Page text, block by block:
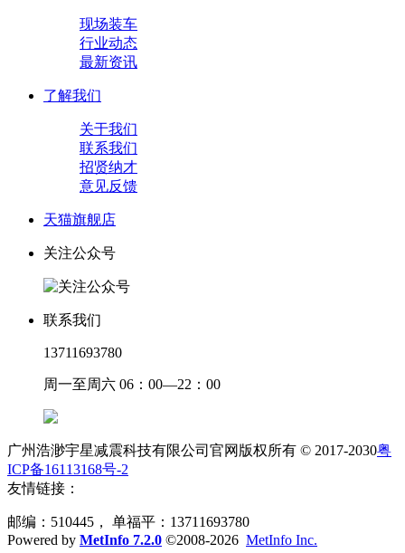
现场装车
行业动态
最新资讯
了解我们
关于我们
联系我们
招贤纳才
意见反馈
天猫旗舰店
关注公众号
联系我们
13711693780
周一至周六 06：00—22：00
广州浩渺宇星减震科技有限公司官网版权所有 © 2017-2030粤
ICP备16113168号-2
友情链接：
邮编：510445， 单福平：13711693780
Powered by MetInfo 7.2.0 ©2008-2026 MetInfo Inc.